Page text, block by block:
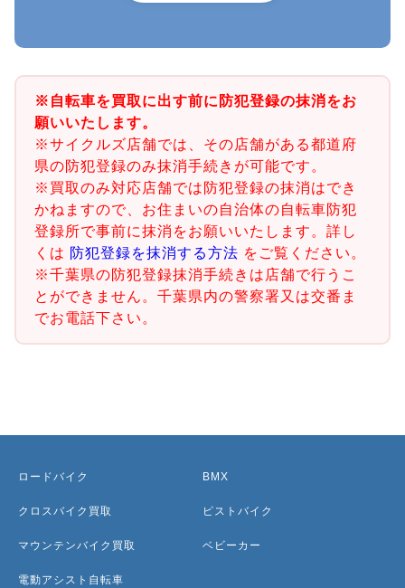
※自転車を買取に出す前に防犯登録の抹消をお
願いいたします。
※サイクルズ店舗では、その店舗がある都道府
県の防犯登録のみ抹消手続きが可能です。
※買取のみ対応店舗では防犯登録の抹消はでき
かねますので、お住まいの自治体の自転車防犯
登録所で事前に抹消をお願いいたします。詳し
くは 防犯登録を抹消する方法 をご覧ください。
※千葉県の防犯登録抹消手続きは店舗で行うこ
とができません。千葉県内の警察署又は交番ま
でお電話下さい。
ロードバイク
クロスバイク買取
マウンテンバイク買取
電動アシスト自転車
BMX
ピストバイク
ベビーカー